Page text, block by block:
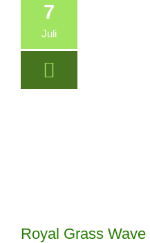
7
Juli
Royal Grass Wave